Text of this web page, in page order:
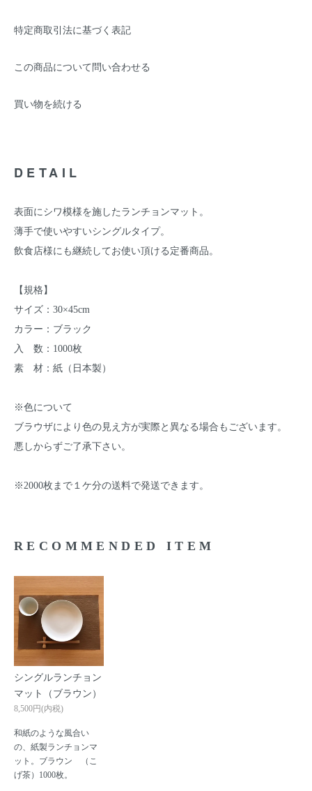
特定商取引法に基づく表記
この商品について問い合わせる
買い物を続ける
DETAIL
表面にシワ模様を施したランチョンマット。
薄手で使いやすいシングルタイプ。
飲食店様にも継続してお使い頂ける定番商品。
【規格】
サイズ：30×45cm
カラー：ブラック
入 数：1000枚
素 材：紙（日本製）
※色について
ブラウザにより色の見え方が実際と異なる場合もございます。
悪しからずご了承下さい。
※2000枚まで１ケ分の送料で発送できます。
RECOMMENDED ITEM
シングルランチョン
マット（ブラウン）
8,500円(内税)
和紙のような風合い
の、紙製ランチョンマ
ット。ブラウン （こ
げ茶）1000枚。